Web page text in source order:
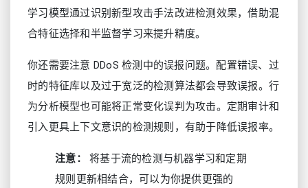
学习模型通过识别新型攻击手法改进检测效果，借助混
合特征选择和半监督学习来提升精度。
你还需要注意 DDoS 检测中的误报问题。配置错误、过
时的特征库以及过于宽泛的检测算法都会导致误报。行
为分析模型也可能将正常变化误判为攻击。定期审计和
引入更具上下文意识的检测规则，有助于降低误报率。
注意：
将基于流的检测与机器学习和定期
规则更新相结合，可以为你提供更强的